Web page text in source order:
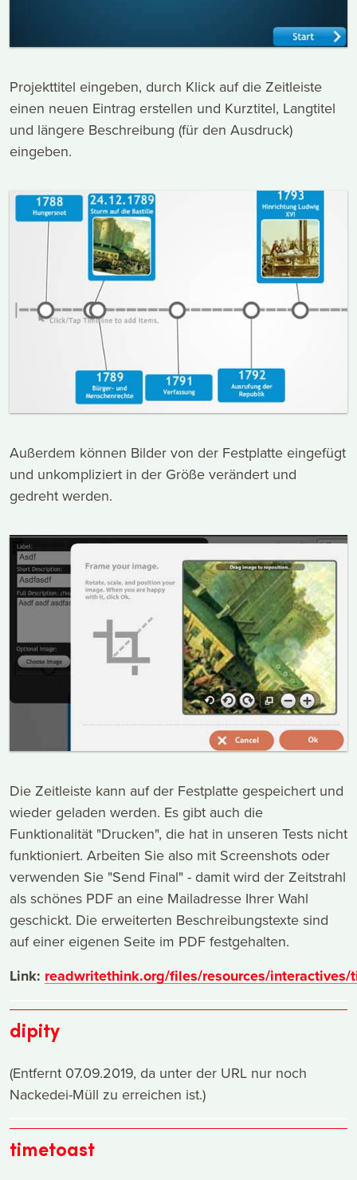
Projekttitel eingeben, durch Klick auf die Zeitleiste
einen neuen Eintrag erstellen und Kurztitel, Langtitel
und längere Beschreibung (für den Ausdruck)
eingeben.
Außerdem können Bilder von der Festplatte eingefügt
und unkompliziert in der Größe verändert und
gedreht werden.
Die Zeitleiste kann auf der Festplatte gespeichert und
wieder geladen werden. Es gibt auch die
Funktionalität "Drucken", die hat in unseren Tests nicht
funktioniert. Arbeiten Sie also mit Screenshots oder
verwenden Sie "Send Final" - damit wird der Zeitstrahl
als schönes PDF an eine Mailadresse Ihrer Wahl
geschickt. Die erweiterten Beschreibungstexte sind
auf einer eigenen Seite im PDF festgehalten.
Link: readwritethink.org/files/resources/interactives/
dipity
(Entfernt 07.09.2019, da unter der URL nur noch
Nackedei-Müll zu erreichen ist.)
timetoast